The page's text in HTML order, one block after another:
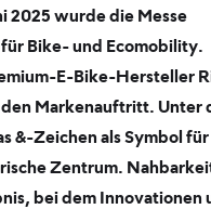
2025 wurde die Messe
Bike- und Ecomobility.
E-Bike-Hersteller
Markenauftritt. Unter
&-Zeichen als Symbol für
Zentrum.
bei dem Innovationen